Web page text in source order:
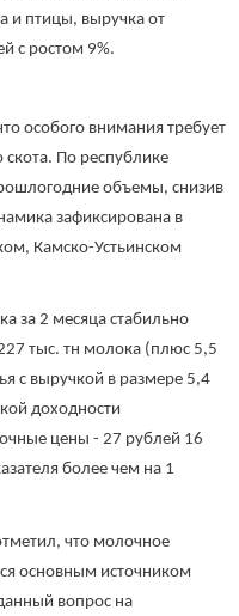
и птицы, выручка от
с ростом 9%.
особого внимания требует
скота. По республике
объемы, снизив
зафиксирована в
Камско-Устьинском
за 2 месяца стабильно
тыс. тн молока (плюс 5,5
с выручкой в размере 5,4
доходности
цены - 27 рублей 16
более чем на 1
что молочное
основным источником
вопрос на